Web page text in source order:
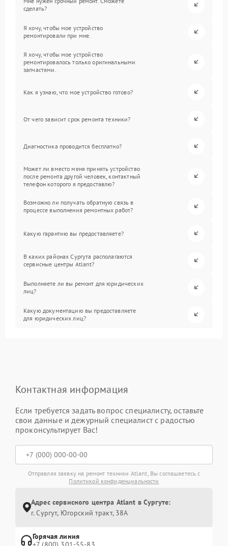
сделать?
Я хочу, чтобы мое устройство
ремонтировали при мне.
Я хочу, чтобы мое устройство
ремонтировалось только оригинальными
запчастями.
Как я узнаю, что мое устройство готово?
От чего зависит срок ремонта техники?
Диагностика проводится бесплатно?
Может ли вместо меня принять устройство
после ремонта другой человек, контактный
телефон которого я предоставлю?
Возможно ли получать обратную связь в
процессе выполнения ремонтных работ?
Какую гарантию вы предоставляете?
В каких районах Сургута располагаются
сервисные центры Atlant?
Выполняете ли вы ремонт для юридических
лиц?
Какую документацию вы предоставляете
для юридических лиц?
Контактная информация
Если требуется задать вопрос специалисту, оставьте
свои данные и дежурный специалист с радостью
проконсультирует Вас!
Отправляя заявку на ремонт техники Atlant, Вы соглашаетесь с
Политикой конфиденциальности
Адрес сервисного центра Atlant в Сургуте:
г. Сургут, Югорский тракт, 38А
Горячая линия